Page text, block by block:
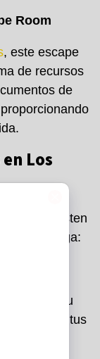
Room
, este escape
de recursos
de
Los
rooms, existen
de la saga:
donde tu
eliminar a tus